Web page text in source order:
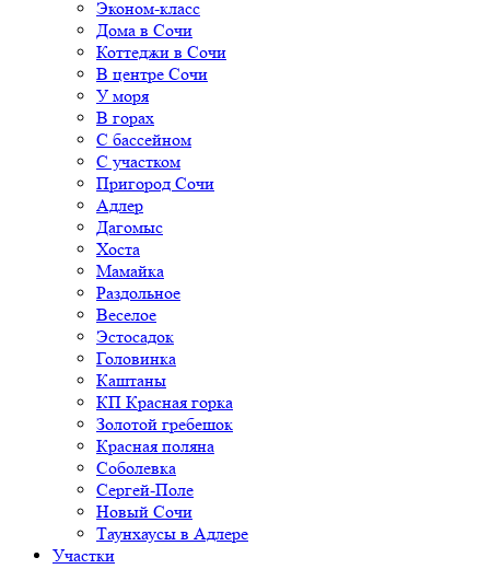
Эконом-класс
Дома в Сочи
Коттеджи в Сочи
В центре Сочи
У моря
В горах
С бассейном
С участком
Пригород Сочи
Адлер
Дагомыс
Хоста
Мамайка
Раздольное
Веселое
Эстосадок
Головинка
Каштаны
КП Красная горка
Золотой гребешок
Красная поляна
Соболевка
Сергей-Поле
Новый Сочи
Таунхаусы в Адлере
Участки